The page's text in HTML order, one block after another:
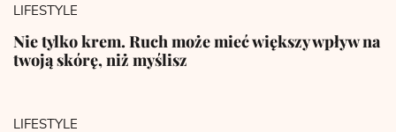
LIFESTYLE
Nie tylko krem. Ruch może mieć większy wpływ na
twoją skórę, niż myślisz
LIFESTYLE